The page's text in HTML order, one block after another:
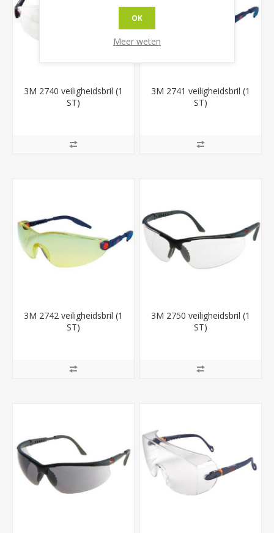
3M 2740 veiligheidsbril (1
ST)
3M 2741 veiligheidsbril (1
ST)
3M 2742 veiligheidsbril (1
ST)
3M 2750 veiligheidsbril (1
ST)
OK
Meer weten